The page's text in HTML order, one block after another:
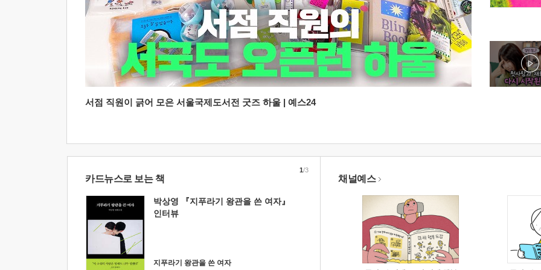
서점 직원이 긁어 모은 서울국제도서전 굿즈 하울 | 예스24
카드뉴스로 보는 책
박상영 『지푸라기 왕관을 쓴 여자』
인터뷰
지푸라기 왕관을 쓴 여자
1/3
채널예스